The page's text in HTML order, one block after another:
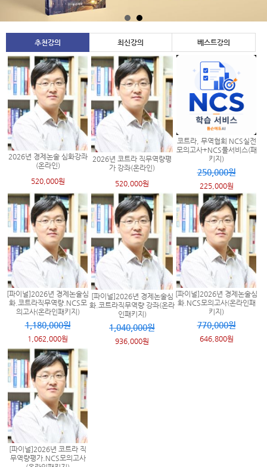
추천강의 최신강의 베스트강의
2026년 경제논술 심화강좌
(온라인)
520,000원
2026년 코트라 직무역량평
가 강좌(온라인)
520,000원
코트라, 무역협회 NCS실전
모의고사+NCS풀서비스(패
키지)
250,000원
225,000원
[파이널]2026년 경제논술심
화.코트라직무역량.NCS모
의고사(온라인패키지)
1,180,000원
1,062,000원
[파이널]2026년 경제논술심
화.코트라직무역량 강좌(온라
인패키지)
1,040,000원
936,000원
[파이널]2026년 경제논술심
화.NCS모의고사(온라인패
키지)
770,000원
646,800원
[파이널]2026년 코트라 직
무역량평가.NCS모의고사